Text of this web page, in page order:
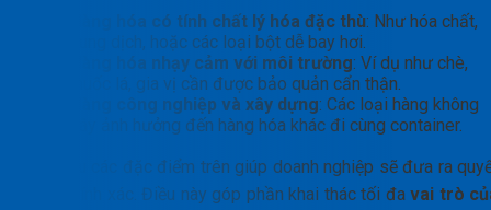
Hàng hóa có tính chất lý hóa đặc thù: Như hóa chất,
dung dịch, hoặc các loại bột dễ bay hơi.
Hàng hóa nhạy cảm với môi trường: Ví dụ như chè,
thuốc lá, gia vị cần được bảo quản cẩn thận.
Hàng công nghiệp và xây dựng: Các loại hàng không
gây ảnh hưởng đến hàng hóa khác đi cùng container.
Am hiểu các đặc điểm trên giúp doanh nghiệp sẽ đưa ra
định chính xác. Điều này góp phần khai thác tối đavai trò